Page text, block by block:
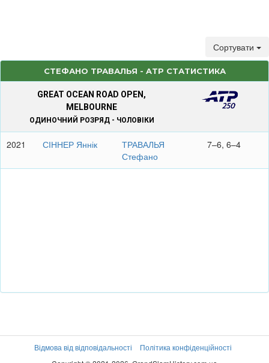
Сортувати
СТЕФАНО ТРАВАЛЬЯ - ATP СТАТИСТИКА
GREAT OCEAN ROAD OPEN,
MELBOURNE
ОДИНОЧНИЙ РОЗРЯД - ЧОЛОВІКИ
2021 СІННЕР Яннік
ТРАВАЛЬЯ
Стефано
7–6, 6–4
Відмова від відповідальності
Політика конфіденційності